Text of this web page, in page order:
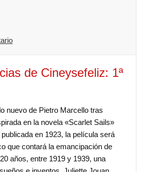
de Cineysefeliz: 1ª
nuevo de Pietro Marcello tras
en la novela «Scarlet Sails»
en 1923, la película será
que contará la emancipación de
años, entre 1919 y 1939, una